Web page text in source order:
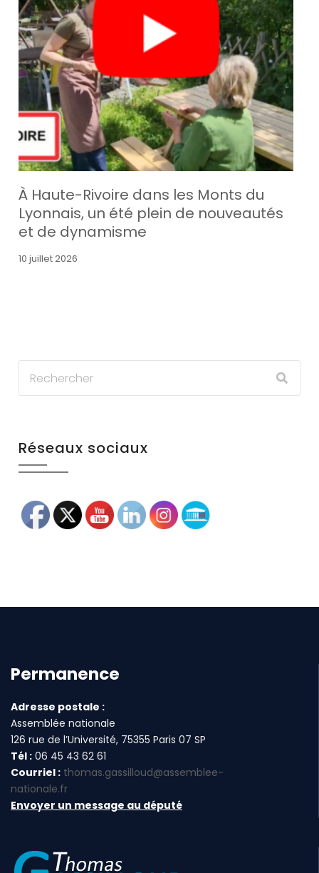
À Haute-Rivoire dans les Monts du
Lyonnais, un été plein de nouveautés
et de dynamisme
10 juillet 2026
Réseaux sociaux
Permanence
Adresse postale :
Assemblée nationale
126 rue de l’Université, 75355 Paris 07 SP
Tél : 06 45 43 62 61
Courriel : thomas.gassilloud@assemblee-
nationale.fr
Envoyer un message au député